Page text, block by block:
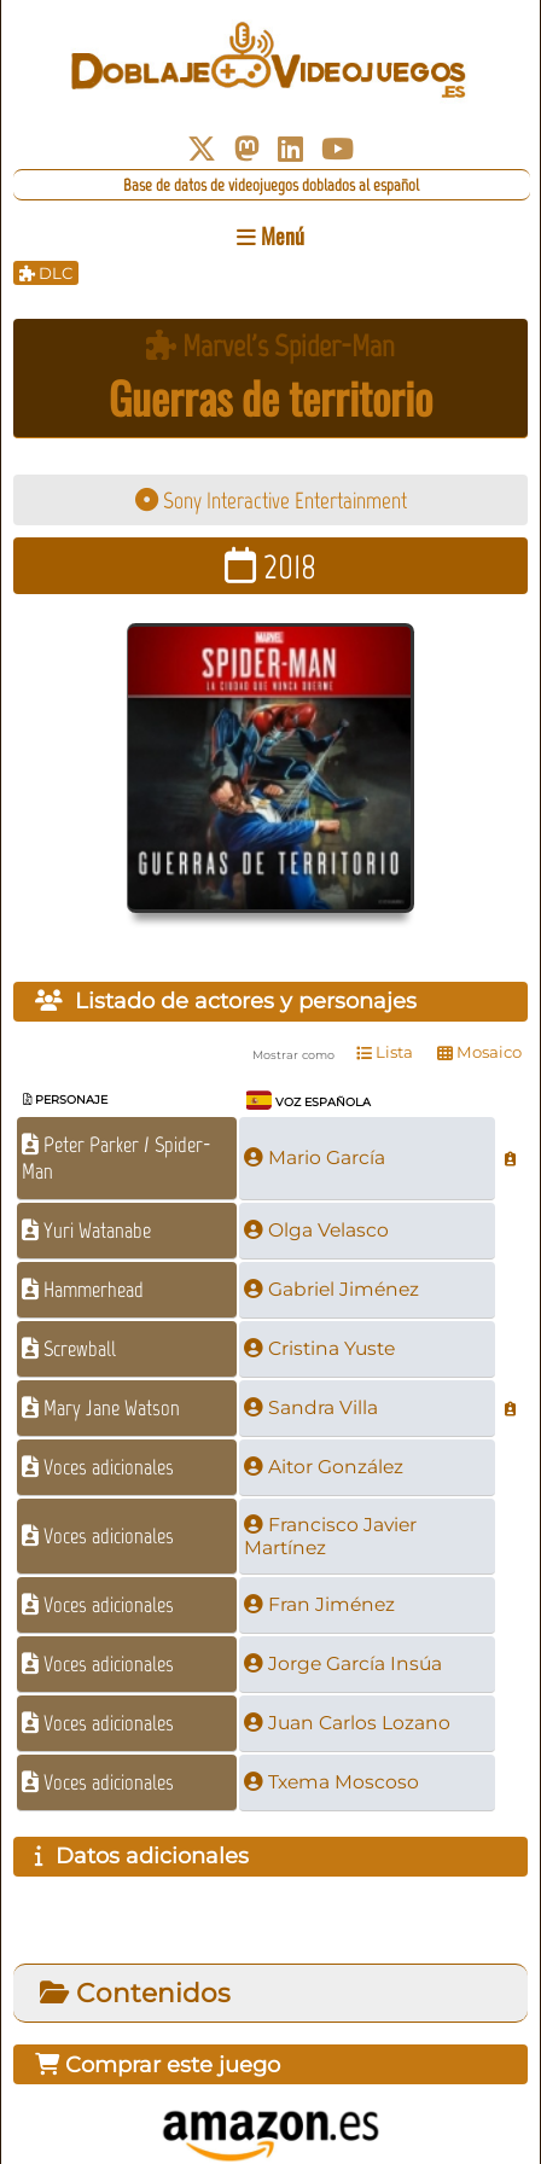
Base de datos de videojuegos doblados al español
Menú
DLC
Marvel's Spider-Man
Guerras de territorio
Sony Interactive Entertainment
2018
Listado de actores y personajes
Mostrar como Lista Mosaico
PERSONAJE VOZ ESPAÑOLA
Peter Parker / Spider-
Man
Mario García
Yuri Watanabe Olga Velasco
Hammerhead Gabriel Jiménez
Screwball Cristina Yuste
Mary Jane Watson Sandra Villa
Voces adicionales Aitor González
Voces adicionales
Francisco Javier
Martínez
Voces adicionales Fran Jiménez
Voces adicionales Jorge García Insúa
Voces adicionales Juan Carlos Lozano
Voces adicionales Txema Moscoso
Datos adicionales
Contenidos
Comprar este juego